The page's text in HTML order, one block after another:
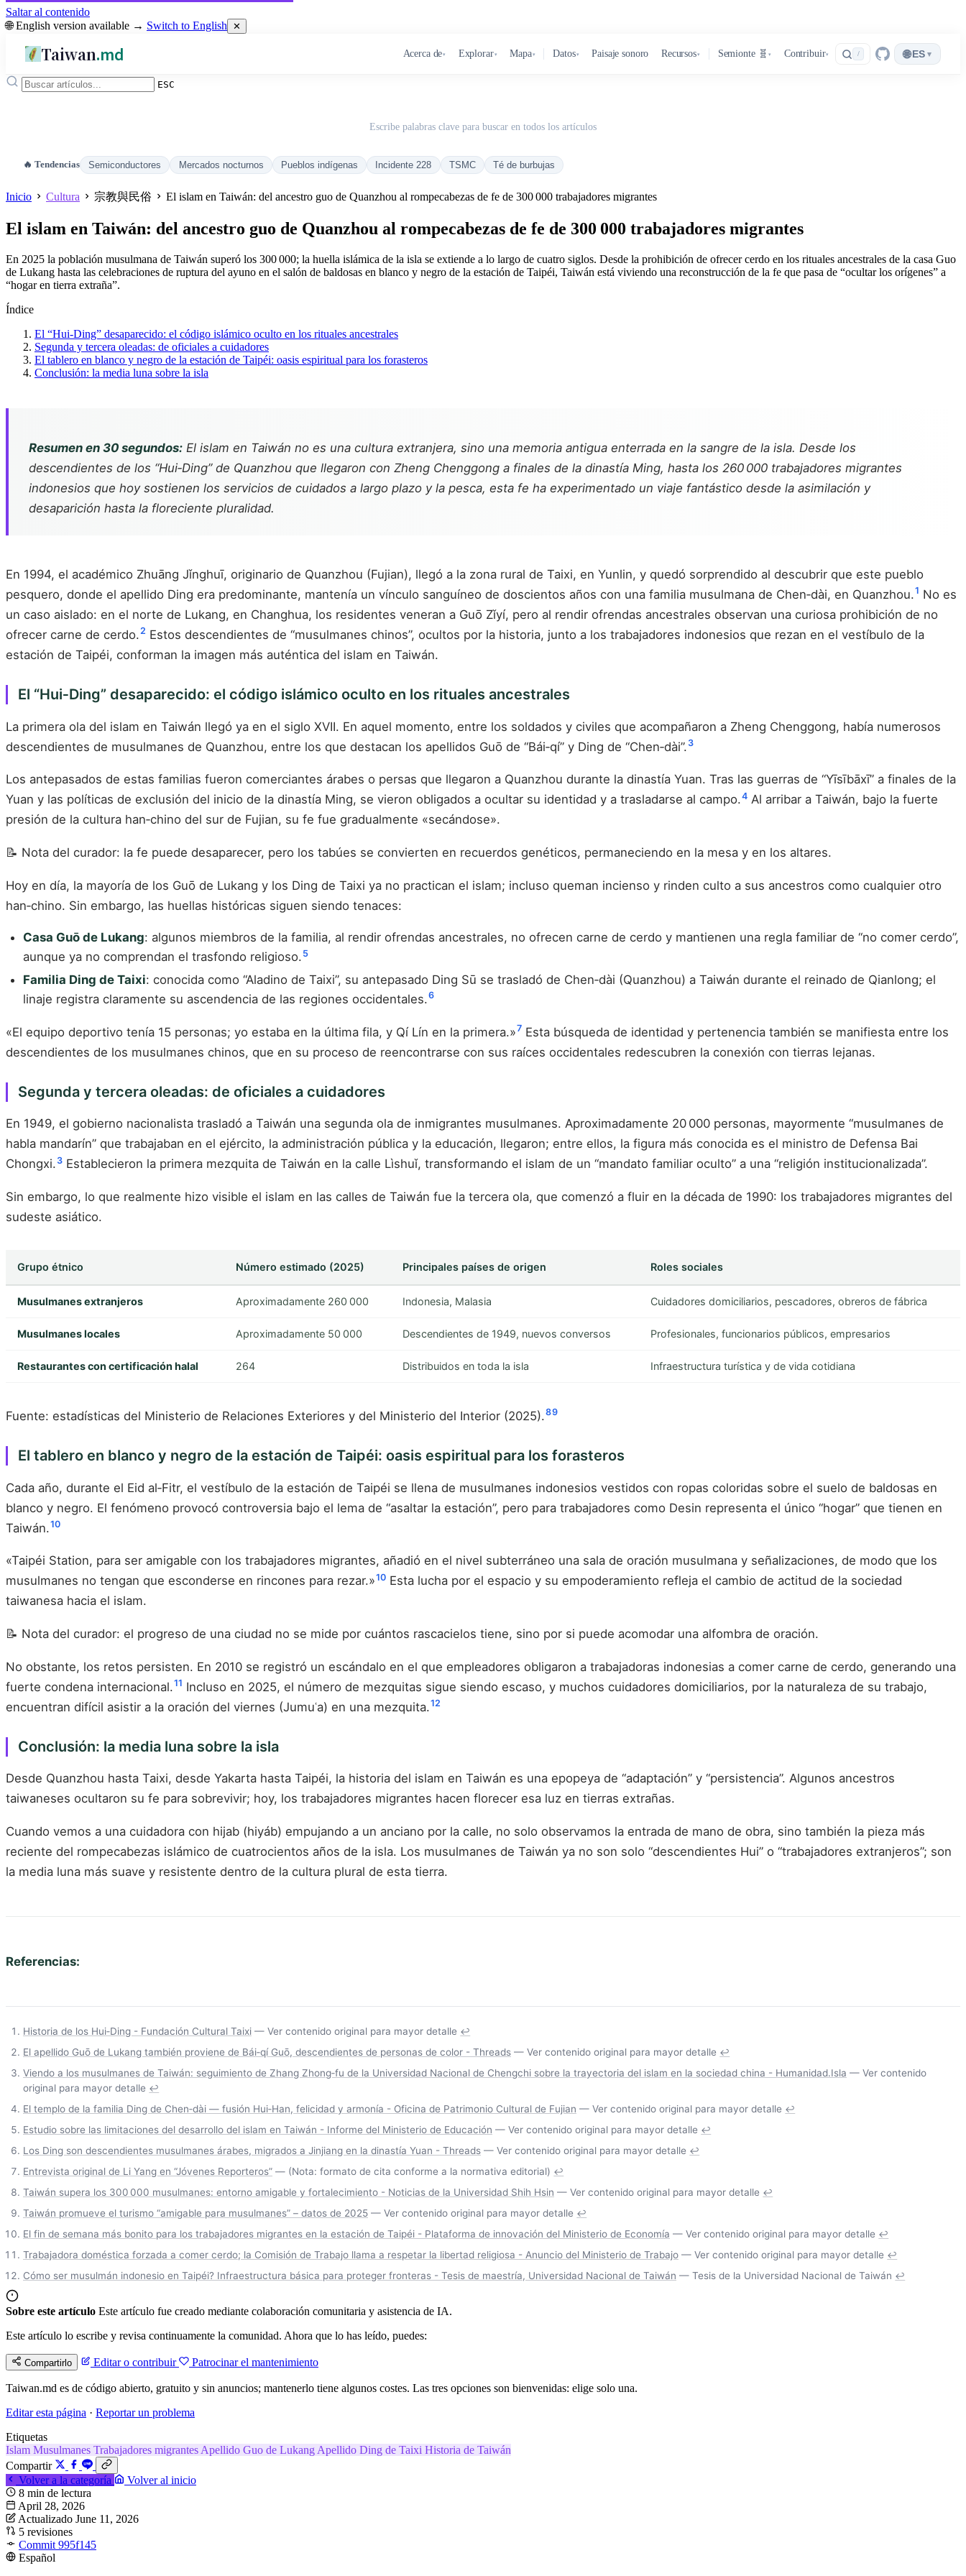
Saltar al contenido
🌐 English version available → Switch to English ✕
Taiwan.md Acerca de▾ Explorar▾ Mapa▾ Datos▾ Paisaje sonoro Recursos▾ Semionte 🧬 ▾ Contribuir▾ / 🌐 ES ▾
ESC
Escribe palabras clave para buscar en todos los artículos
🔥 Tendencias Semiconductores Mercados nocturnos Pueblos indígenas Incidente 228 TSMC Té de burbujas
Inicio Cultura 宗教與民俗 El islam en Taiwán: del ancestro guo de Quanzhou al rompecabezas de fe de 300 000 trabajadores migrantes
El islam en Taiwán: del ancestro guo de Quanzhou al rompecabezas de fe de 300 000 trabajadores migrantes
En 2025 la población musulmana de Taiwán superó los 300 000; la huella islámica de la isla se extiende a lo largo de cuatro siglos. Desde la prohibición de ofrecer cerdo en los rituales ancestrales de la casa Guo
de Lukang hasta las celebraciones de ruptura del ayuno en el salón de baldosas en blanco y negro de la estación de Taipéi, Taiwán está viviendo una reconstrucción de la fe que pasa de “ocultar los orígenes” a
“hogar en tierra extraña”.
Índice
El “Hui‑Ding” desaparecido: el código islámico oculto en los rituales ancestrales
Segunda y tercera oleadas: de oficiales a cuidadores
El tablero en blanco y negro de la estación de Taipéi: oasis espiritual para los forasteros
Conclusión: la media luna sobre la isla
Resumen en 30 segundos: El islam en Taiwán no es una cultura extranjera, sino una memoria antigua enterrada en la sangre de la isla. Desde los
descendientes de los “Hui‑Ding” de Quanzhou que llegaron con Zheng Chenggong a finales de la dinastía Ming, hasta los 260 000 trabajadores migrantes
indonesios que hoy sostienen los servicios de cuidados a largo plazo y la pesca, esta fe ha experimentado un viaje fantástico desde la asimilación y
desaparición hasta la floreciente pluralidad.
En 1994, el académico Zhuāng Jǐnghuī, originario de Quanzhou (Fujian), llegó a la zona rural de Taixi, en Yunlin, y quedó sorprendido al descubrir que este pueblo
pesquero, donde el apellido Ding era predominante, mantenía un vínculo sanguíneo de doscientos años con una familia musulmana de Chen‑dài, en Quanzhou.1 No es
un caso aislado: en el norte de Lukang, en Changhua, los residentes veneran a Guō Zǐyí, pero al rendir ofrendas ancestrales observan una curiosa prohibición de no
ofrecer carne de cerdo.2 Estos descendientes de “musulmanes chinos”, ocultos por la historia, junto a los trabajadores indonesios que rezan en el vestíbulo de la
estación de Taipéi, conforman la imagen más auténtica del islam en Taiwán.
El “Hui‑Ding” desaparecido: el código islámico oculto en los rituales ancestrales
La primera ola del islam en Taiwán llegó ya en el siglo XVII. En aquel momento, entre los soldados y civiles que acompañaron a Zheng Chenggong, había numerosos
descendientes de musulmanes de Quanzhou, entre los que destacan los apellidos Guō de “Bái‑qí” y Ding de “Chen‑dài”. 3
Los antepasados de estas familias fueron comerciantes árabes o persas que llegaron a Quanzhou durante la dinastía Yuan. Tras las guerras de “Yīsībāxī” a finales de la
Yuan y las políticas de exclusión del inicio de la dinastía Ming, se vieron obligados a ocultar su identidad y a trasladarse al campo.4 Al arribar a Taiwán, bajo la fuerte
presión de la cultura han‑chino del sur de Fujian, su fe fue gradualmente «secándose».
📝 Nota del curador: la fe puede desaparecer, pero los tabúes se convierten en recuerdos genéticos, permaneciendo en la mesa y en los altares.
Hoy en día, la mayoría de los Guō de Lukang y los Ding de Taixi ya no practican el islam; incluso queman incienso y rinden culto a sus ancestros como cualquier otro
han‑chino. Sin embargo, las huellas históricas siguen siendo tenaces:
Casa Guō de Lukang: algunos miembros de la familia, al rendir ofrendas ancestrales, no ofrecen carne de cerdo y mantienen una regla familiar de “no comer cerdo”,
aunque ya no comprendan el trasfondo religioso. 5
Familia Ding de Taixi: conocida como “Aladino de Taixi”, su antepasado Ding Sū se trasladó de Chen‑dài (Quanzhou) a Taiwán durante el reinado de Qianlong; el
linaje registra claramente su ascendencia de las regiones occidentales.6
«El equipo deportivo tenía 15 personas; yo estaba en la última fila, y Qí Lín en la primera.»7 Esta búsqueda de identidad y pertenencia también se manifiesta entre los
descendientes de los musulmanes chinos, que en su proceso de reencontrarse con sus raíces occidentales redescubren la conexión con tierras lejanas.
Segunda y tercera oleadas: de oficiales a cuidadores
En 1949, el gobierno nacionalista trasladó a Taiwán una segunda ola de inmigrantes musulmanes. Aproximadamente 20 000 personas, mayormente “musulmanes de
habla mandarín” que trabajaban en el ejército, la administración pública y la educación, llegaron; entre ellos, la figura más conocida es el ministro de Defensa Bai
Chongxi. 3 Establecieron la primera mezquita de Taiwán en la calle Lìshuǐ, transformando el islam de un “mandato familiar oculto” a una “religión institucionalizada”.
Sin embargo, lo que realmente hizo visible el islam en las calles de Taiwán fue la tercera ola, que comenzó a fluir en la década de 1990: los trabajadores migrantes del
sudeste asiático.
Grupo étnico Número estimado (2025) Principales países de origen Roles sociales
Musulmanes extranjeros Aproximadamente 260 000 Indonesia, Malasia Cuidadores domiciliarios, pescadores, obreros de fábrica
Musulmanes locales Aproximadamente 50 000 Descendientes de 1949, nuevos conversos Profesionales, funcionarios públicos, empresarios
Restaurantes con certificación halal 264 Distribuidos en toda la isla Infraestructura turística y de vida cotidiana
Fuente: estadísticas del Ministerio de Relaciones Exteriores y del Ministerio del Interior (2025).89
El tablero en blanco y negro de la estación de Taipéi: oasis espiritual para los forasteros
Cada año, durante el Eid al‑Fitr, el vestíbulo de la estación de Taipéi se llena de musulmanes indonesios vestidos con ropas coloridas sobre el suelo de baldosas en
blanco y negro. El fenómeno provocó controversia bajo el lema de “asaltar la estación”, pero para trabajadores como Desin representa el único “hogar” que tienen en
Taiwán.10
«Taipéi Station, para ser amigable con los trabajadores migrantes, añadió en el nivel subterráneo una sala de oración musulmana y señalizaciones, de modo que los
musulmanes no tengan que esconderse en rincones para rezar.»10 Esta lucha por el espacio y su empoderamiento refleja el cambio de actitud de la sociedad
taiwanesa hacia el islam.
📝 Nota del curador: el progreso de una ciudad no se mide por cuántos rascacielos tiene, sino por si puede acomodar una alfombra de oración.
No obstante, los retos persisten. En 2010 se registró un escándalo en el que empleadores obligaron a trabajadoras indonesias a comer carne de cerdo, generando una
fuerte condena internacional.11 Incluso en 2025, el número de mezquitas sigue siendo escaso, y muchos cuidadores domiciliarios, por la naturaleza de su trabajo,
encuentran difícil asistir a la oración del viernes (Jumuʿa) en una mezquita.12
Conclusión: la media luna sobre la isla
Desde Quanzhou hasta Taixi, desde Yakarta hasta Taipéi, la historia del islam en Taiwán es una epopeya de “adaptación” y “persistencia”. Algunos ancestros
taiwaneses ocultaron su fe para sobrevivir; hoy, los trabajadores migrantes hacen florecer esa luz en tierras extrañas.
Cuando vemos a una cuidadora con hijab (hiyáb) empujando a un anciano por la calle, no solo observamos la entrada de mano de obra, sino también la pieza más
reciente del rompecabezas islámico de cuatrocientos años de la isla. Los musulmanes de Taiwán ya no son solo “descendientes Hui” o “trabajadores extranjeros”; son
la media luna más suave y resistente dentro de la cultura plural de esta tierra.
Referencias:
Historia de los Hui‑Ding - Fundación Cultural Taixi — Ver contenido original para mayor detalle ↩
El apellido Guō de Lukang también proviene de Bái‑qí Guō, descendientes de personas de color - Threads — Ver contenido original para mayor detalle ↩
Viendo a los musulmanes de Taiwán: seguimiento de Zhang Zhong‑fu de la Universidad Nacional de Chengchi sobre la trayectoria del islam en la sociedad china - Humanidad.Isla — Ver contenido
original para mayor detalle ↩
El templo de la familia Ding de Chen‑dài — fusión Hui‑Han, felicidad y armonía - Oficina de Patrimonio Cultural de Fujian — Ver contenido original para mayor detalle ↩
Estudio sobre las limitaciones del desarrollo del islam en Taiwán - Informe del Ministerio de Educación — Ver contenido original para mayor detalle ↩
Los Ding son descendientes musulmanes árabes, migrados a Jinjiang en la dinastía Yuan - Threads — Ver contenido original para mayor detalle ↩
Entrevista original de Li Yang en “Jóvenes Reporteros” — (Nota: formato de cita conforme a la normativa editorial) ↩
Taiwán supera los 300 000 musulmanes: entorno amigable y fortalecimiento - Noticias de la Universidad Shih Hsin — Ver contenido original para mayor detalle ↩
Taiwán promueve el turismo “amigable para musulmanes” – datos de 2025 — Ver contenido original para mayor detalle ↩
El fin de semana más bonito para los trabajadores migrantes en la estación de Taipéi - Plataforma de innovación del Ministerio de Economía — Ver contenido original para mayor detalle ↩
Trabajadora doméstica forzada a comer cerdo; la Comisión de Trabajo llama a respetar la libertad religiosa - Anuncio del Ministerio de Trabajo — Ver contenido original para mayor detalle ↩
Cómo ser musulmán indonesio en Taipéi? Infraestructura básica para proteger fronteras - Tesis de maestría, Universidad Nacional de Taiwán — Tesis de la Universidad Nacional de Taiwán ↩
Sobre este artículo Este artículo fue creado mediante colaboración comunitaria y asistencia de IA.
Este artículo lo escribe y revisa continuamente la comunidad. Ahora que lo has leído, puedes:
Compartirlo Editar o contribuir Patrocinar el mantenimiento
Taiwan.md es de código abierto, gratuito y sin anuncios; mantenerlo tiene algunos costes. Las tres opciones son bienvenidas: elige solo una.
Editar esta página · Reportar un problema
Etiquetas
Islam Musulmanes Trabajadores migrantes Apellido Guo de Lukang Apellido Ding de Taixi Historia de Taiwán
Compartir
Volver a la categoría
Volver al inicio
8 min de lectura
April 28, 2026
Actualizado June 11, 2026
5 revisiones
Commit 995f145
Español